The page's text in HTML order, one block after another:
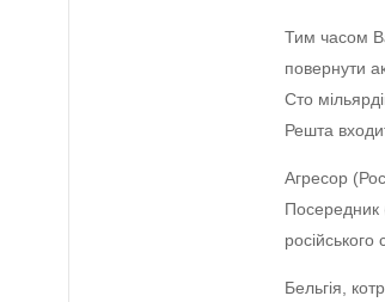
Тим часом
повернути
Сто
Решта
Агресор
Посередник
Бельгія,